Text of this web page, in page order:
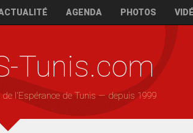
AGENDA PHOTOS
Tunis.com
l'Espérance de Tunis — depuis 1999